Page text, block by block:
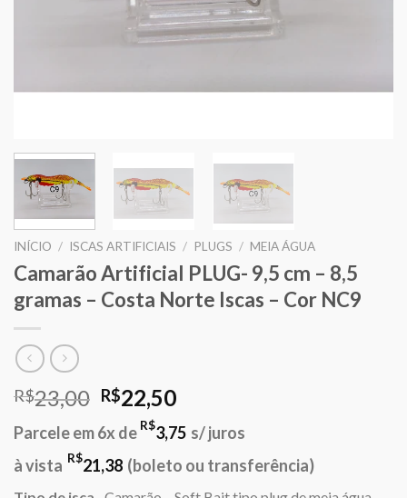
INÍCIO / ISCAS ARTIFICIAIS / PLUGS / MEIA ÁGUA
Camarão Artificial PLUG- 9,5 cm – 8,5
gramas – Costa Norte Iscas – Cor NC9
R$23,00 O
preço
original
era:
R$22,50O
atual
é:
Parcele em 6x de R$3,75 s/ juros
à vista R$21,38 (boleto ou transferência)